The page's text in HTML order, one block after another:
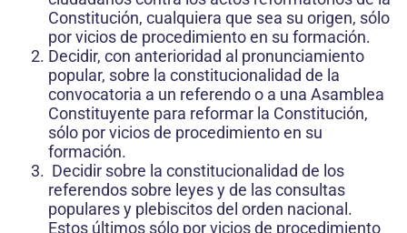
Constitución, cualquiera que sea su origen, sólo
por vicios de procedimiento en su formación.
Decidir, con anterioridad al pronunciamiento
popular, sobre la constitucionalidad de la
convocatoria a un referendo o a una Asamblea
Constituyente para reformar la Constitución,
sólo por vicios de procedimiento en su
formación.
Decidir sobre la constitucionalidad de los
referendos sobre leyes y de las consultas
populares y plebiscitos del orden nacional.
Estos últimos sólo por vicios de procedimiento